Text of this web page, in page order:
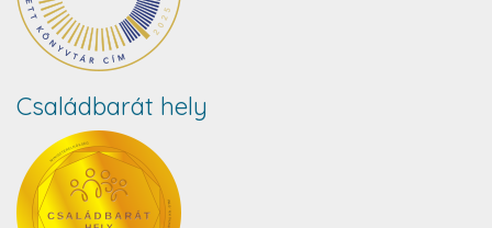
Családbarát hely